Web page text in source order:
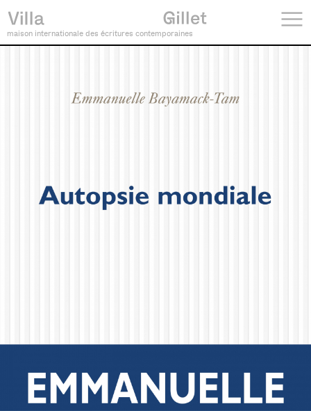
maison internationale des écritures contemporaines